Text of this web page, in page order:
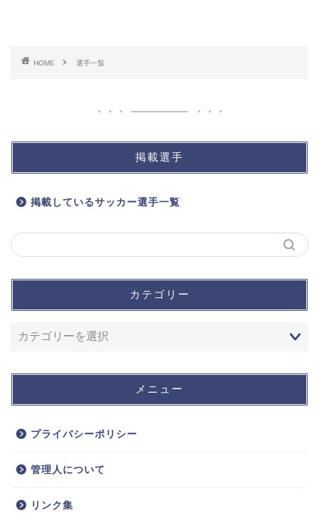
HOME 選手一覧
掲載選手
掲載しているサッカー選手一覧
カテゴリー
メニュー
プライバシーポリシー
管理人について
リンク集